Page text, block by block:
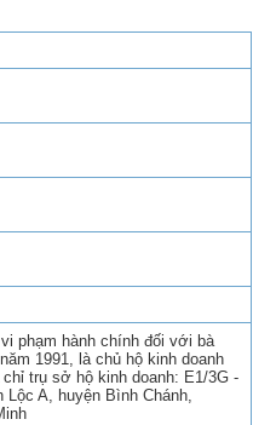
phạm hành chính đối với bà
1991, là chủ hộ kinh doanh
chỉ trụ sở hộ kinh doanh: E1/3G -
Lộc A, huyện Bình Chánh,